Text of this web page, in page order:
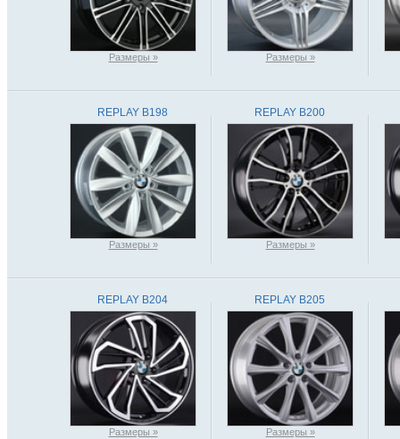
Размеры » Размеры »
REPLAY B198
Размеры »
REPLAY B200
Размеры »
REPLAY B204
Размеры »
REPLAY B205
Размеры »